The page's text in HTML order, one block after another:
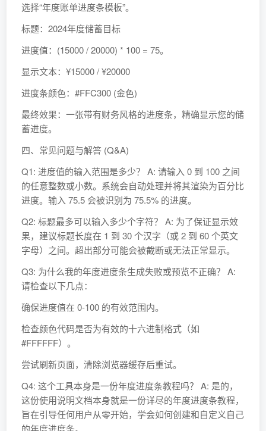
选择“年度账单进度条模板”。
标题：2024年度储蓄目标
进度值：(15000 / 20000) * 100 = 75。
显示文本：¥15000 / ¥20000
进度条颜色：#FFC300 (金色)
最终效果：一张带有财务风格的进度条，精确显示您的储
蓄进度。
四、常见问题与解答 (Q&A)
Q1: 进度值的输入范围是多少？ A: 请输入 0 到 100 之间
的任意整数或小数。系统会自动处理并将其渲染为百分比
进度。输入 75.5 会被识别为 75.5% 的进度。
Q2: 标题最多可以输入多少个字符？ A: 为了保证显示效
果，建议标题长度在 1 到 30 个汉字（或 2 到 60 个英文
字母）之间。超出部分可能会被截断或无法正常显示。
Q3: 为什么我的年度进度条生成失败或预览不正确？ A:
请检查以下几点：
确保进度值在 0-100 的有效范围内。
检查颜色代码是否为有效的十六进制格式（如
#FFFFFF）。
尝试刷新页面，清除浏览器缓存后重试。
Q4: 这个工具本身是一份年度进度条教程吗？ A: 是的，
这份使用说明文档本身就是一份详尽的年度进度条教程，
旨在引导任何用户从零开始，学会如何创建和自定义自己
的年度进度条。